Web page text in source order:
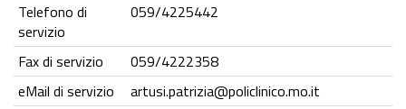
Telefono di
servizio
059/4225442
Fax di servizio
059/4222358
eMail di servizio
artusi.patrizia@policlinico.mo.it